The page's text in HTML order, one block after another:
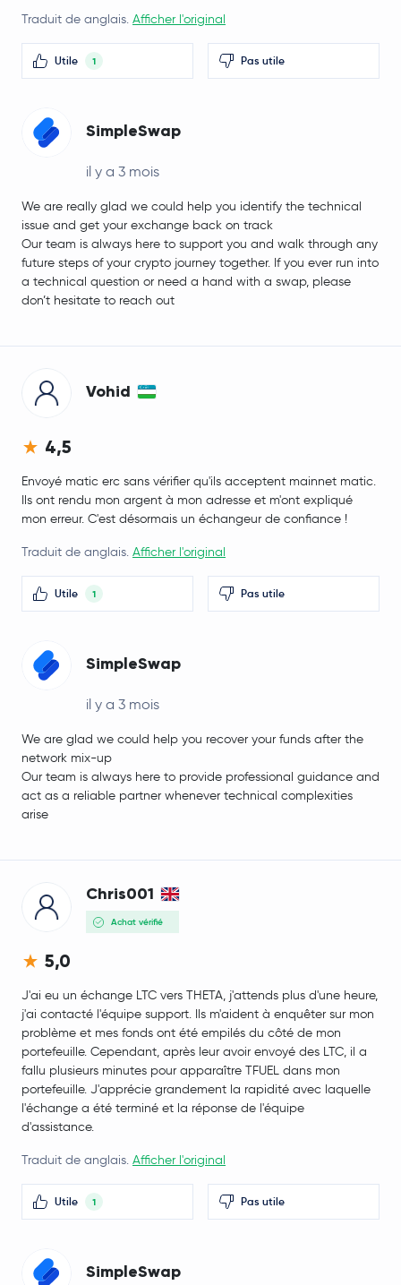
Traduit de anglais. Afficher l'original
Utile 1 Pas utile
SimpleSwap
il y a 3 mois
We are really glad we could help you identify the technical
issue and get your exchange back on track
Our team is always here to support you and walk through any
future steps of your crypto journey together. If you ever run into
a technical question or need a hand with a swap, please
don’t hesitate to reach out
Vohid
4,5
Envoyé matic erc sans vérifier qu'ils acceptent mainnet matic.
Ils ont rendu mon argent à mon adresse et m'ont expliqué
mon erreur. C'est désormais un échangeur de confiance !
Traduit de anglais. Afficher l'original
Utile 1 Pas utile
SimpleSwap
il y a 3 mois
We are glad we could help you recover your funds after the
network mix-up
Our team is always here to provide professional guidance and
act as a reliable partner whenever technical complexities
arise
Chris001
Achat vérifié
5,0
J'ai eu un échange LTC vers THETA, j'attends plus d'une heure,
j'ai contacté l'équipe support. Ils m'aident à enquêter sur mon
problème et mes fonds ont été empilés du côté de mon
portefeuille. Cependant, après leur avoir envoyé des LTC, il a
fallu plusieurs minutes pour apparaître TFUEL dans mon
portefeuille. J'apprécie grandement la rapidité avec laquelle
l'échange a été terminé et la réponse de l'équipe
d'assistance.
Traduit de anglais. Afficher l'original
Utile 1 Pas utile
SimpleSwap